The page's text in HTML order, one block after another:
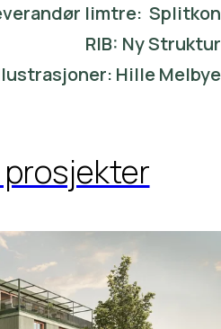
limtre: Splitkon
RIB: Ny Struktur
Hille Melbye